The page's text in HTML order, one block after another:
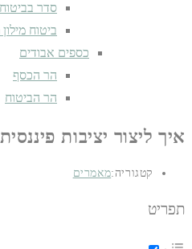
סדר
ביטוח
כספים אבודים
הר הכסף
הר הביטוח
איך ליצור יציבות
קטגוריה:מאמרים
תפריט